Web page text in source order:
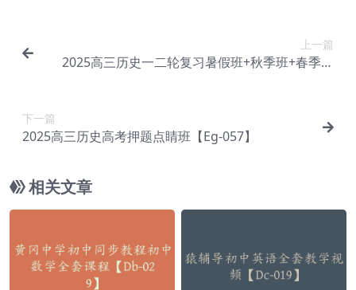
上一篇
2025高三历史一二轮复习暑假班+秋季班+春季班
下一篇
2025高三历史高考押题点睛班【Eg-057】
相关文章